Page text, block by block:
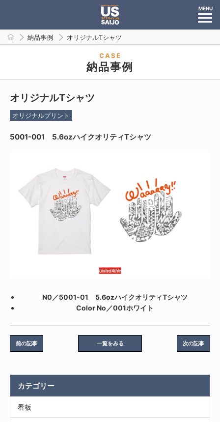
MENU
納品事例
オリジナルTシャツ
CASE
納品事例
オリジナルTシャツ
オリジナルプリント
5001-001 5.6ozハイクオリティTシャツ
N0／5001-01 5.6ozハイクオリティTシャツ
Color No／001ホワイト
前の記事 一覧をみる 次の記事
カテゴリー
看板